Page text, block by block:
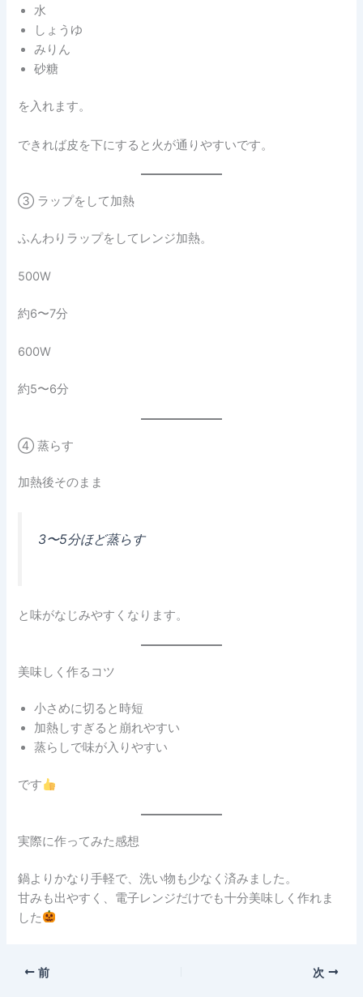
水
しょうゆ
みりん
砂糖
を入れます。
できれば皮を下にすると火が通りやすいです。
③ ラップをして加熱
ふんわりラップをしてレンジ加熱。
500W
約6〜7分
600W
約5〜6分
④ 蒸らす
加熱後そのまま
3〜5分ほど蒸らす
と味がなじみやすくなります。
美味しく作るコツ
小さめに切ると時短
加熱しすぎると崩れやすい
蒸らしで味が入りやすい
です
実際に作ってみた感想
鍋よりかなり手軽で、洗い物も少なく済みました。
甘みも出やすく、電子レンジだけでも十分美味しく作れま
した
前 次